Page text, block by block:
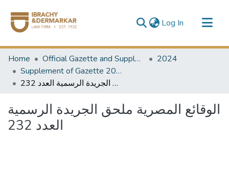
Log In (current)
Communities & Collections
All of DSpace
Home Official Gazette and Supplement
2024
Supplement of Gazette 2024
الوقائع المصرية ملحق الجريدة الرسمية العدد 232
الوقائع المصرية ملحق الجريدة الرسمية
العدد 232